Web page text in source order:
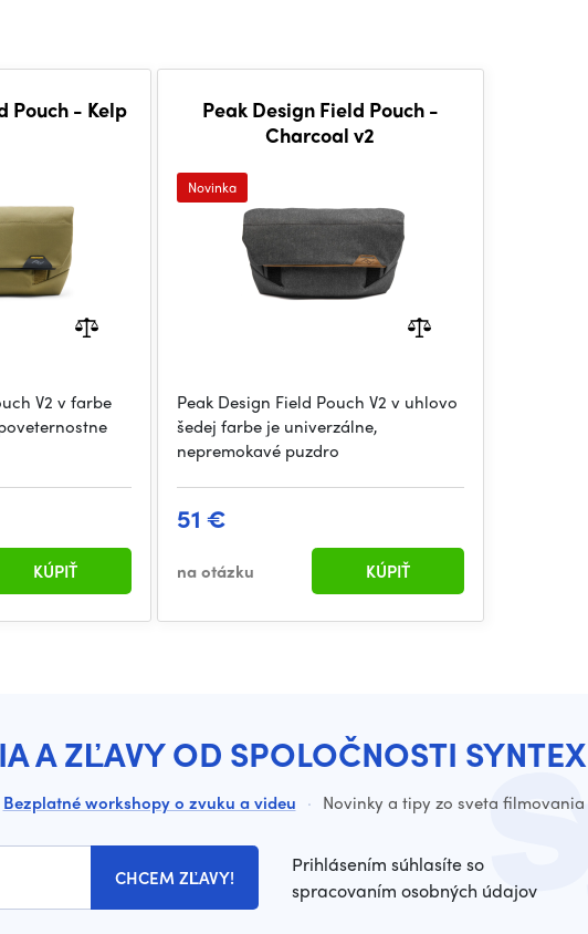
Pouch - Kelp
V2 v farbe
KÚPIŤ
Peak Design Field Pouch -
Charcoal v2
Novinka
Peak Design Field Pouch V2 v uhlovo
šedej farbe je univerzálne,
nepremokavé puzdro
51 €
na otázku KÚPIŤ
A ZĽAVY OD SPOLOČNOSTI SYNTEX
Bezplatné workshopy o zvuku a videu · Novinky a tipy zo sveta filmovania
CHCEM ZĽAVY!
Prihlásením súhlasíte so
spracovaním osobných údajov